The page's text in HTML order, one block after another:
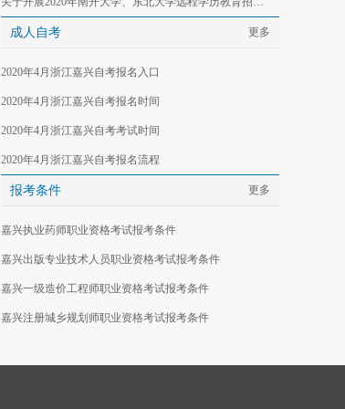
成人自考 更多
2020年4月浙江嘉兴自考报名入口
2020年4月浙江嘉兴自考报名时间
2020年4月浙江嘉兴自考考试时间
2020年4月浙江嘉兴自考报名流程
报考条件 更多
嘉兴执业药师职业资格考试报考条件
嘉兴出版专业技术人员职业资格考试报考条件
嘉兴一级造价工程师职业资格考试报考条件
嘉兴注册城乡规划师职业资格考试报考条件